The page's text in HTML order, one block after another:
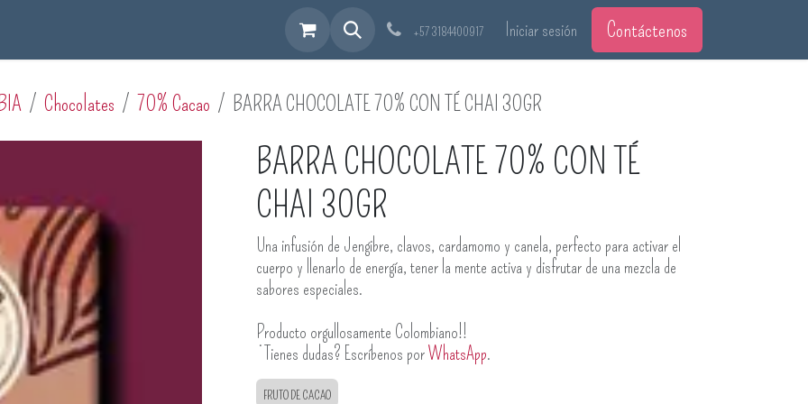
+57 3184400917 Iniciar sesión Contáctenos
Chocolates 70% Cacao BARRA CHOCOLATE 70% CON TÉ CHAI 30GR
BARRA CHOCOLATE 70% CON TÉ
CHAI 30GR
Una infusión de Jengibre, clavos, cardamomo y canela, perfecto para activar el
cuerpo y llenarlo de energía, tener la mente activa y disfrutar de una mezcla de
sabores especiales.
Producto orgullosamente Colombiano!!
¿Tienes dudas? Escríbenos porWhatsApp.
FRUTO DE CACAO